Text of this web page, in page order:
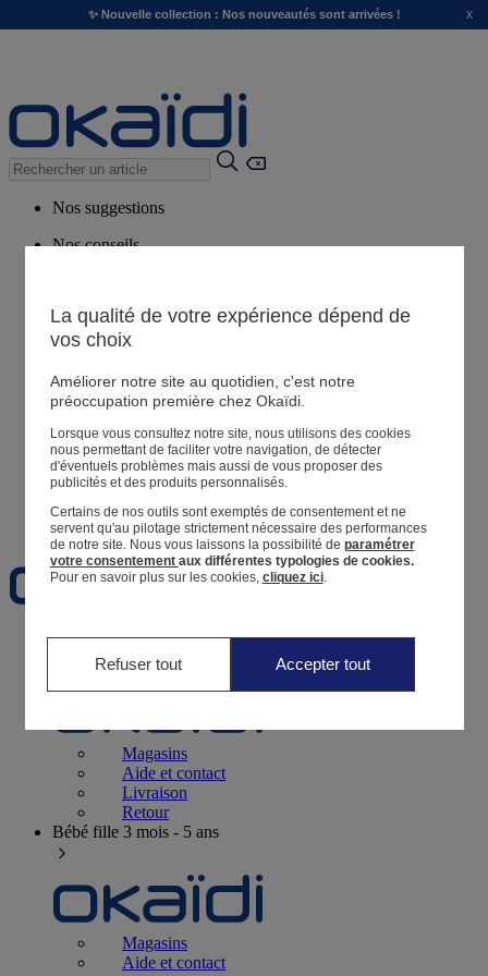
✨ Nouvelle collection : Nos nouveautés sont arrivées ! x
Nos suggestions
Nos conseils
Magasin
Mes informations
Suivre une commande
Panier
Favoris
Naissance0-12 mois
Magasins
Aide et contact
Livraison
Retour
Bébé fille 3 mois - 5 ans
Magasins
Aide et contact
La qualité de votre expérience dépend de
vos choix
Améliorer notre site au quotidien, c'est notre
préoccupation première chez Okaïdi.
Lorsque vous consultez notre site, nous utilisons des cookies
nous permettant de faciliter votre navigation, de détecter
d'éventuels problèmes mais aussi de vous proposer des
publicités et des produits personnalisés.
Certains de nos outils sont exemptés de consentement et ne
servent qu'au pilotage strictement nécessaire des performances
de notre site. Nous vous laissons la possibilité de paramétrer
votre consentement aux différentes typologies de cookies.
Pour en savoir plus sur les cookies, cliquez ici.
Refuser tout Accepter tout